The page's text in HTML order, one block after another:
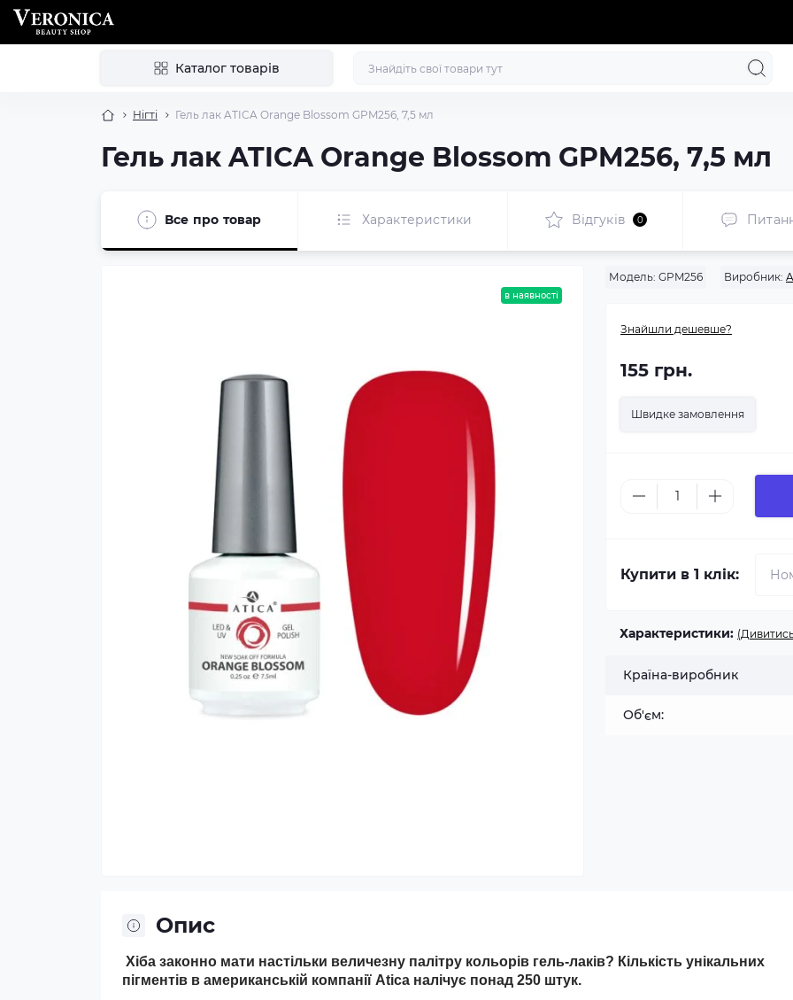
Каталог товарів
Нігті Гель лак ATICA Orange Blossom GPM256, 7,5 мл
Гель лак ATICA Orange Blossom GPM256, 7,5 мл
Все про товар Характеристики Відгуків 0
в наявності
Модель: GPM256 Виробник:
Знайшли дешевше?
155 грн.
Швидке замовлення
Купити в 1 клік:
Характеристики:
Країна-виробник
Об'єм:
Опис
Хіба законно мати настільки величезну палітру кольорів гель-лаків? Кількість унікальних
пігментів в американській компанії Atica налічує понад 250 штук.